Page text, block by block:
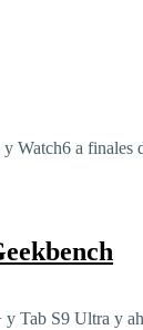
a
Tab S9 Ultra